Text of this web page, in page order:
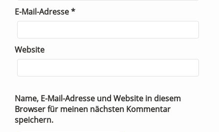
E-Mail-Adresse*
Website
Name, E-Mail-Adresse und Website in diesem
Browser für meinen nächsten Kommentar
speichern.